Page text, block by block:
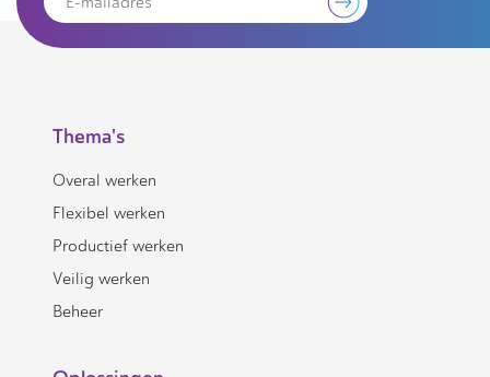
Thema's
Overal werken
Flexibel werken
Productief werken
Veilig werken
Beheer